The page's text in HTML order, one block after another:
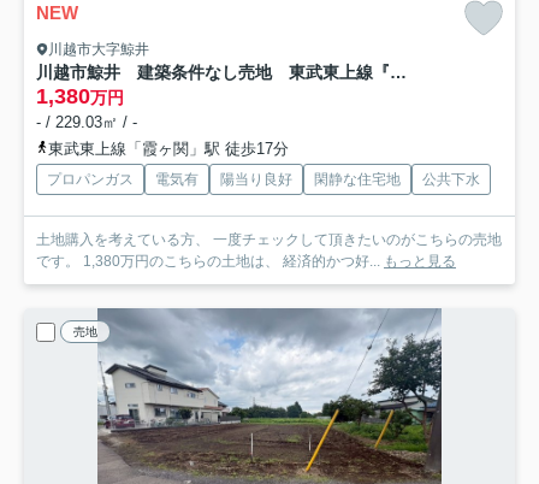
NEW
川越市大字鯨井
川越市鯨井 建築条件なし売地 東武東上線『霞ヶ関駅』徒歩17分 【上戸小学区】
1,380万円
- / 229.03㎡ / -
東武東上線「霞ヶ関」駅 徒歩17分
プロパンガス 電気有 陽当り良好 閑静な住宅地 公共下水
土地購入を考えている方、 一度チェックして頂きたいのがこちらの売地
です。 1,380万円のこちらの土地は、 経済的かつ好...
もっと見る
売地